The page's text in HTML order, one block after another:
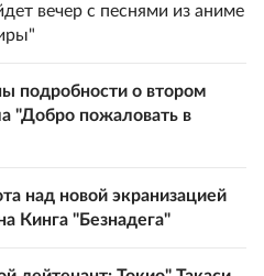
вечер с песнями из аниме
подробности о втором
"Добро пожаловать в
над новой экранизацией
Кинга "Безнадега"